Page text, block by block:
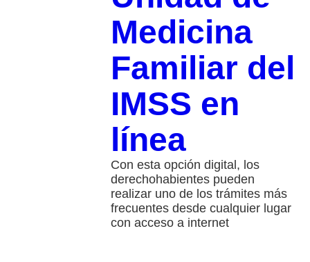
Medicina
Familiar del
IMSS en
línea
Con esta opción digital, los
derechohabientes pueden
realizar uno de los trámites más
frecuentes desde cualquier lugar
con acceso a internet